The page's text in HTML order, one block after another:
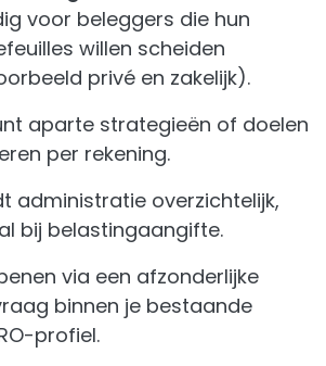
voor beleggers die hun
willen scheiden
privé en zakelijk).
aparte strategieën of doelen
per rekening.
administratie overzichtelijk,
bij belastingaangifte.
via een afzonderlijke
binnen je bestaande
profiel.